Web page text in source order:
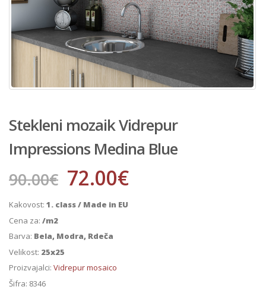
Stekleni mozaik Vidrepur
Impressions Medina Blue
90.00€ 72.00€
Kakovost: 1. class / Made in EU
Cena za: /m2
Barva: Bela, Modra, Rdeča
Velikost: 25x25
Proizvajalci: Vidrepur mosaico
Šifra: 8346